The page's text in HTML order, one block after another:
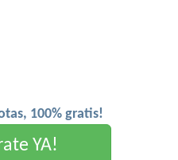
100% gratis!
YA!